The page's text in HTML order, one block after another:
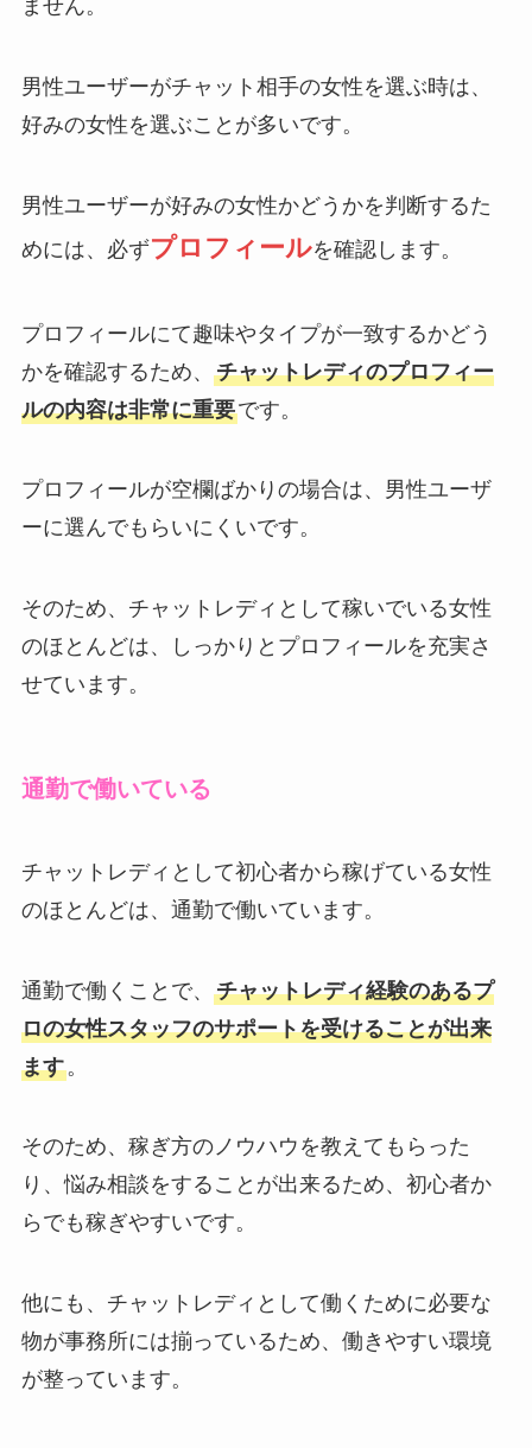
ません。
男性ユーザーがチャット相手の女性を選ぶ時は、
好みの女性を選ぶことが多いです。
男性ユーザーが好みの女性かどうかを判断するた
めには、必ずプロフィールを確認します。
プロフィールにて趣味やタイプが一致するかどう
かを確認するため、 チャットレディのプロフィー
ルの内容は非常に重要です。
プロフィールが空欄ばかりの場合は、男性ユーザ
ーに選んでもらいにくいです。
そのため、チャットレディとして稼いでいる女性
のほとんどは、しっかりとプロフィールを充実さ
せています。
通勤で働いている
チャットレディとして初心者から稼げている女性
のほとんどは、通勤で働いています。
通勤で働くことで、 チャットレディ経験のあるプ
ロの女性スタッフのサポートを受けることが出来
ます。
そのため、稼ぎ方のノウハウを教えてもらった
り、悩み相談をすることが出来るため、初心者か
らでも稼ぎやすいです。
他にも、チャットレディとして働くために必要な
物が事務所には揃っているため、働きやすい環境
が整っています。